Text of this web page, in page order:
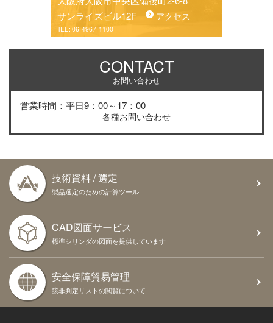
サンライズビル12F
アクセス
TEL : 06-4967-1100
CONTACT
お問い合わせ
営業時間：平日9：00～17：00
各種お問い合わせ
技術資料 / 選定
製品選定のための計算ツール
CAD図面サービス
標準シリンダの図面を提供しています
安全保障貿易管理
該非判定リストの閲覧について